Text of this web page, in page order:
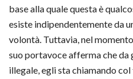
base alla quale questa è
esiste indipendentemente da
volontà. Tuttavia, nel
suo portavoce afferma che da
illegale, egli sta chiamando